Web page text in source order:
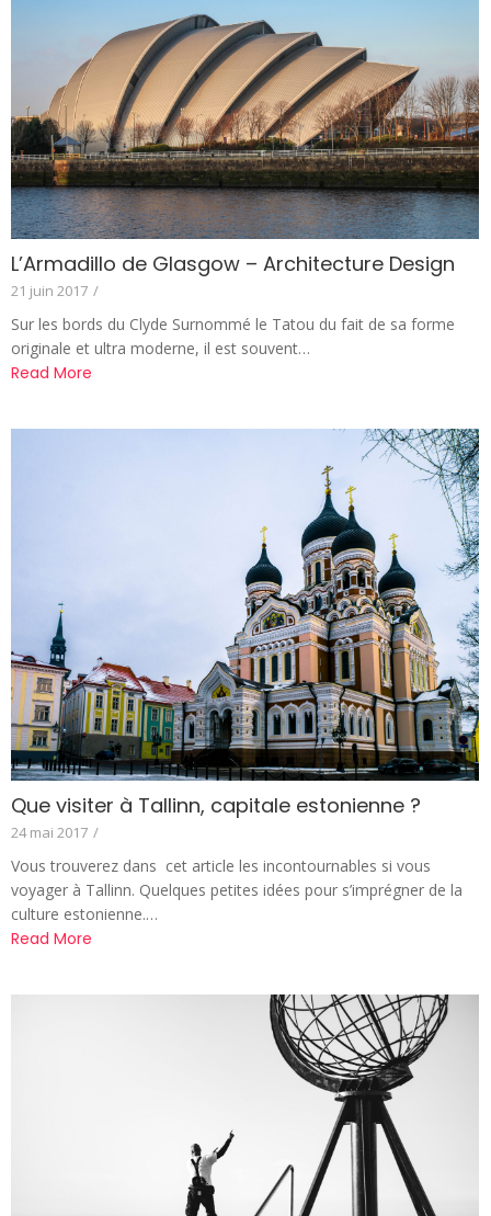
L’Armadillo de Glasgow – Architecture Design
21 juin 2017 /
Sur les bords du Clyde Surnommé le Tatou du fait de sa forme
originale et ultra moderne, il est souvent…
Read More
Que visiter à Tallinn, capitale estonienne ?
24 mai 2017 /
Vous trouverez dans cet article les incontournables si vous
voyager à Tallinn. Quelques petites idées pour s’imprégner de la
culture estonienne.…
Read More